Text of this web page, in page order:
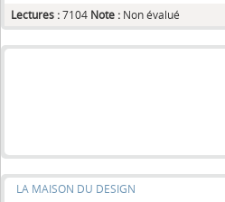
Lectures :7104 Note : Non évalué
LA MAISON DU DESIGN